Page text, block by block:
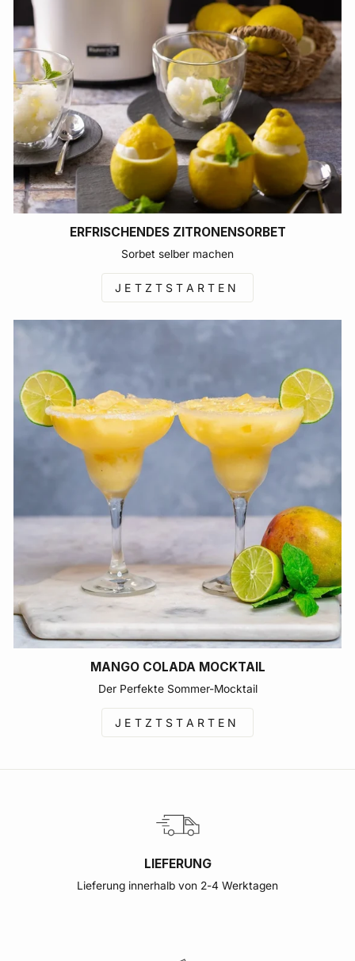
ERFRISCHENDES ZITRONENSORBET
Sorbet selber machen
JETZTSTARTEN
MANGO COLADA MOCKTAIL
Der Perfekte Sommer-Mocktail
JETZTSTARTEN
LIEFERUNG
Lieferung innerhalb von 2-4 Werktagen